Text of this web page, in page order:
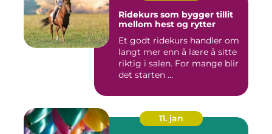
Ridekurs som bygger tillit
mellom hest og rytter
Et godt ridekurs handler om
langt mer enn å lære å sitte
riktig i salen. For mange blir
det starten ...
11. jan